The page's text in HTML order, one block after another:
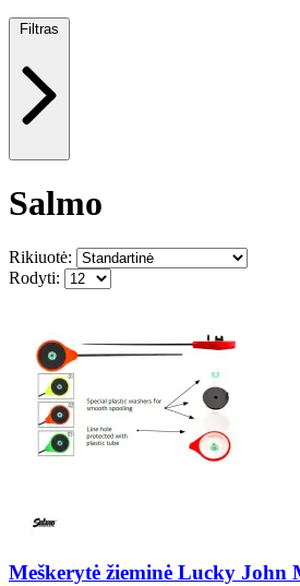
Filtras
Salmo
Rikiuotė:
Rodyti:
Meškerytė žieminė Lucky John